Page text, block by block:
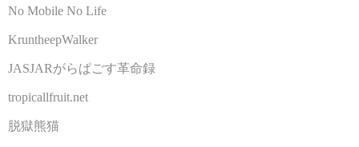
No Mobile No Life
KruntheepWalker
JASJARがらぱごす革命録
tropicallfruit.net
脱獄熊猫